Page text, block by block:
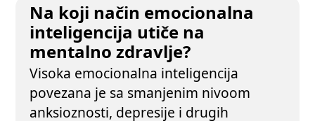
Na koji način emocionalna
inteligencija utiče na
mentalno zdravlje?
Visoka emocionalna inteligencija
povezana je sa smanjenim nivoom
anksioznosti, depresije i drugih